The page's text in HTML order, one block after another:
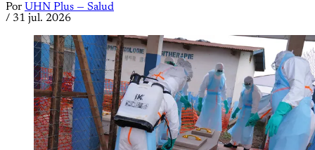
Por UHN Plus — Salud
/ 31 jul. 2026